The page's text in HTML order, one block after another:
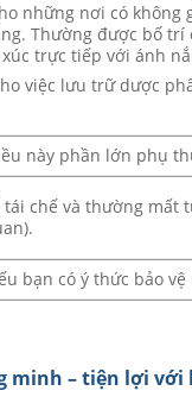
những nơi có không
Thường được bố
trực tiếp với ánh
việc lưu trữ dược
này phần lớn phụ
tái chế và thường mất
bạn có ý thức bảo
minh – tiện lợi với